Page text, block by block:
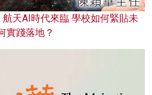
天AI時代來臨 學校如何緊貼未
實踐落地？